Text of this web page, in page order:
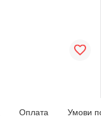
Оплата Умови